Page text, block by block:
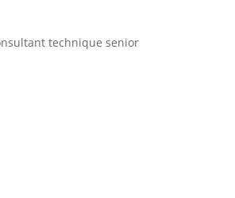
technique senior